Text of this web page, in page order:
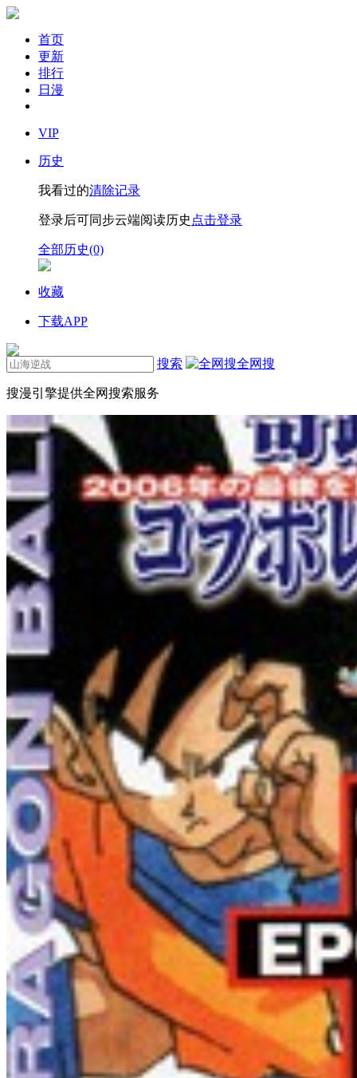
首页
更新
排行
日漫
VIP
历史
我看过的清除记录
登录后可同步云端阅读历史 点击登录
全部历史(0)
收藏
下载APP
搜索 全网搜
搜漫引擎提供全网搜索服务